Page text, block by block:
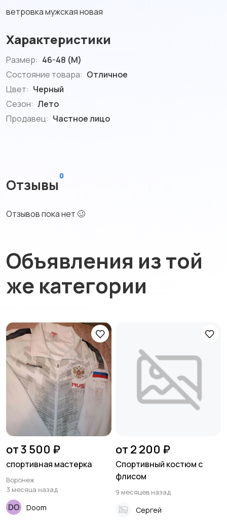
ветровка мужская новая
Характеристики
Размер: 46-48 (M)
Состояние товара: Отличное
Цвет: Черный
Сезон: Лето
Продавец: Частное лицо
Отзывы
0
Отзывов пока нет 🥴
Объявления из той
же категории
от 3 500 ₽
спортивная мастерка
Воронеж
3 месяца назад
Doom
от 2 200 ₽
Спортивный костюм с
флисом
9 месяцев назад
Сергей